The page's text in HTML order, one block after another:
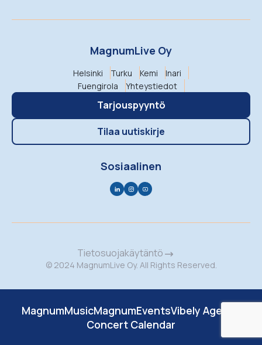
MagnumLive Oy
Helsinki Turku Kemi
Inari
Fuengirola
Yhteystiedot
Tarjouspyyntö
Tilaa uutiskirje
Sosiaalinen
Tietosuojakäytäntö
© 2024 MagnumLive Oy. All Rights Reserved.
MagnumMusicMagnumEventsVibely Agency
Concert Calendar